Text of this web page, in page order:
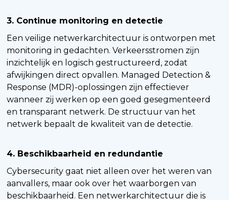
3. Continue monitoring en detectie
Een veilige netwerkarchitectuur is ontworpen met
monitoring in gedachten. Verkeersstromen zijn
inzichtelijk en logisch gestructureerd, zodat
afwijkingen direct opvallen. Managed Detection &
Response (MDR)-oplossingen zijn effectiever
wanneer zij werken op een goed gesegmenteerd
en transparant netwerk. De structuur van het
netwerk bepaalt de kwaliteit van de detectie.
4. Beschikbaarheid en redundantie
Cybersecurity gaat niet alleen over het weren van
aanvallers, maar ook over het waarborgen van
beschikbaarheid. Een netwerkarchitectuur die is